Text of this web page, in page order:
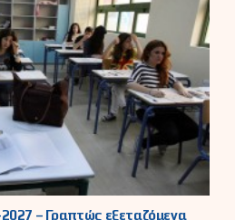
– Γραπτώς εξεταζόμενα